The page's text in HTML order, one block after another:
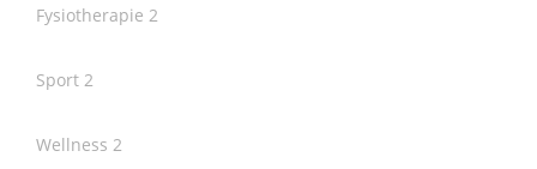
Fysiotherapie 2
Sport 2
Wellness 2